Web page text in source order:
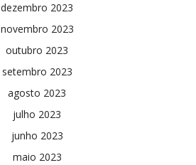
dezembro 2023
novembro 2023
outubro 2023
setembro 2023
agosto 2023
julho 2023
junho 2023
maio 2023